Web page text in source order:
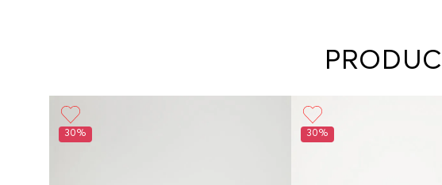
30% 30%